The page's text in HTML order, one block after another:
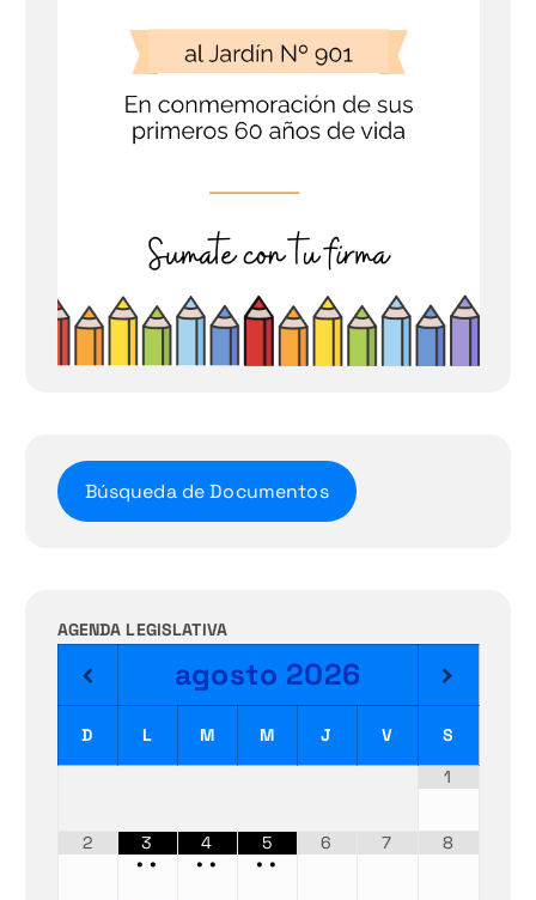
Búsqueda de Documentos
AGENDA LEGISLATIVA
agosto 2026
D L M M J V
S
1
2
3
••
4
••
5
••
6 7 8